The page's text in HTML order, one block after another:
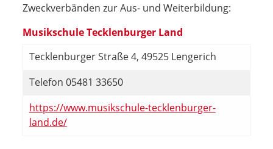
Zweckverbänden zur Aus- und Weiterbildung:
Musikschule Tecklenburger Land
Tecklenburger Straße 4, 49525 Lengerich
Telefon 05481 33650
https://www.musikschule-tecklenburger-
land.de/